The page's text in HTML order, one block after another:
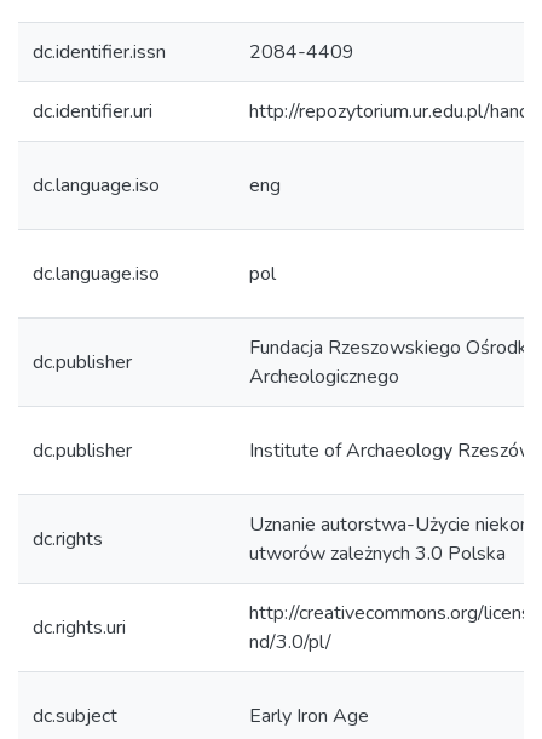
dc.identifier.issn 2084-4409
dc.identifier.uri http://repozytorium.ur.edu.pl/
dc.language.iso eng
dc.language.iso pol
dc.publisher
Fundacja Rzeszowskiego Ośrodka
Archeologicznego
dc.publisher Institute of Archaeology Rzeszów
dc.rights
Uznanie autorstwa-Użycie
utworów zależnych 3.0 Polska
dc.rights.uri
http://creativecommons.org/
nd/3.0/pl/
dc.subject Early Iron Age